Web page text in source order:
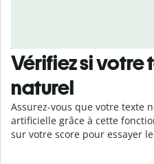
Vérifiez si votre
naturel
Assurez-vous que votre texte
artificielle grâce à cette
sur votre score pour essayer le